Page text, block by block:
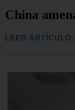
China
LEER